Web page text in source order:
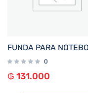
0
₲ 131.000